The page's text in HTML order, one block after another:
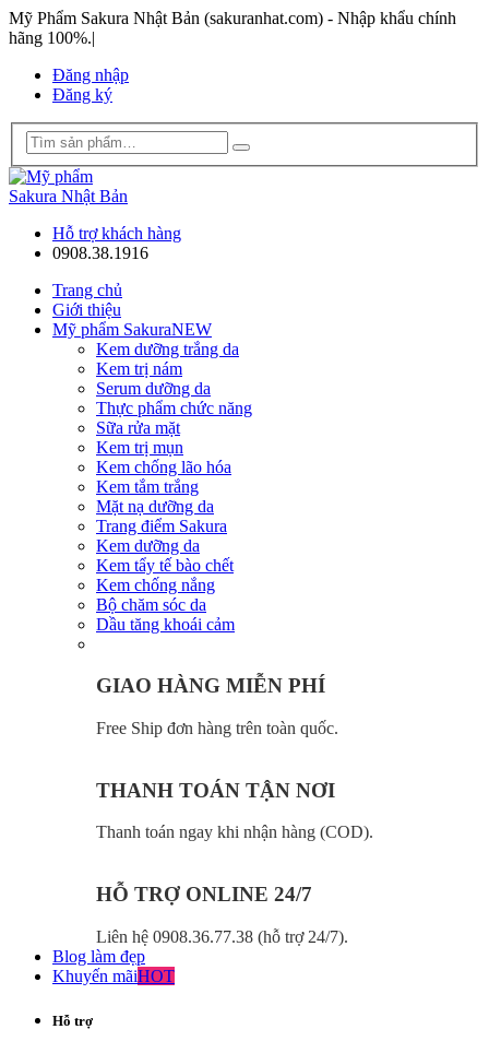
Mỹ Phẩm Sakura Nhật Bản (sakuranhat.com) - Nhập khẩu chính
hãng 100%.|
Đăng nhập
Đăng ký
Hỗ trợ khách hàng
0908.38.1916
Trang chủ
Giới thiệu
Mỹ phẩm SakuraNEW
Kem dưỡng trắng da
Kem trị nám
Serum dưỡng da
Thực phẩm chức năng
Sữa rửa mặt
Kem trị mụn
Kem chống lão hóa
Kem tắm trắng
Mặt nạ dưỡng da
Trang điểm Sakura
Kem dưỡng da
Kem tẩy tế bào chết
Kem chống nắng
Bộ chăm sóc da
Dầu tăng khoái cảm
GIAO HÀNG MIỄN PHÍ
Free Ship đơn hàng trên toàn quốc.
THANH TOÁN TẬN NƠI
Thanh toán ngay khi nhận hàng (COD).
HỖ TRỢ ONLINE 24/7
Liên hệ 0908.36.77.38 (hỗ trợ 24/7).
Blog làm đẹp
Khuyến mãiHOT
Hỗ trợ